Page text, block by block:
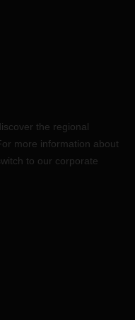
the regional
more information about
to our corporate